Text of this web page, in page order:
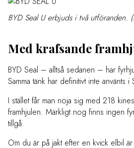
BYD Seal U erbjuds i två utföranden.
Med krafsande
BYD Seal – alltså sedanen – har
Samma tänk har definitivt inte använts i
I stället får man nöja sig med 218
framhjulen. Märkligt nog finns ingen
tillgå.
Om du är på jakt efter en kvick elbil